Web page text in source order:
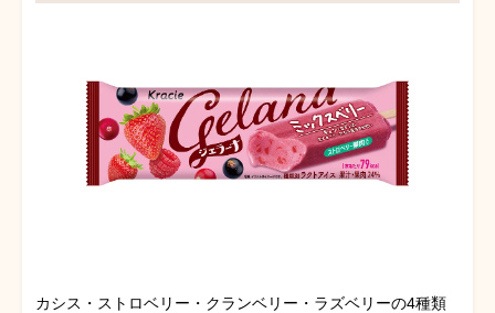
カシス・ストロベリー・クランベリー・ラズベリーの4種類